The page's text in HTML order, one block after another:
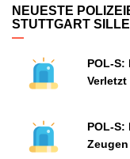
NEUESTE
STUTTGART
POL-S:
POL-